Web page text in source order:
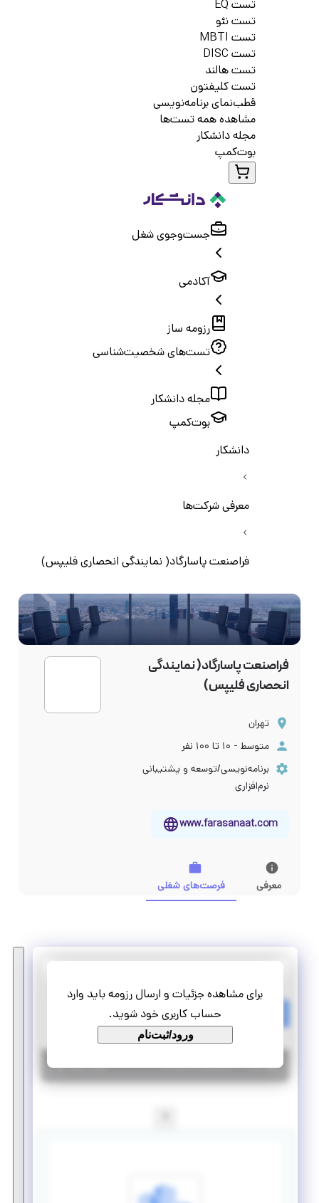
تست EQ
تست نئو
تست MBTI
تست DISC
تست هالند
تست کلیفتون
قطب‌نمای برنامه‌نویسی
مشاهده همه تست‌ها
مجله دانشکار
بوت‌کمپ
جست‌و‌جوی شغل
آکادمی
رزومه ساز
تست‌های شخصیت‌شناسی
مجله دانشکار
بوت‌کمپ
دانشکار
معرفی شرکت‌ها
فراصنعت پاسارگاد( نمایندگی انحصاری فلیپس)
فراصنعت پاسارگاد( نمایندگی
انحصاری فلیپس)
تهران
متوسط - ۱۰ تا ۱۰۰ نفر
برنامه‌نویسی/توسعه و پشتیبانی
نرم‌افزاری
www.farasanaat.com
معرفی فرصت‌های شغلی
برای مشاهده جزئیات و ارسال رزومه باید وارد
حساب کاربری خود شوید.
ورود/ثبت‌نام
تمام وقت استخدام
تهران |۶ سال پیش | منقضی شده جزئیات بیشتر